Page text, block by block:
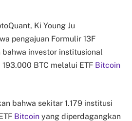
Ki Young Ju
pengajuan Formulir 13F
investor institusional
BTC melalui ETF Bitcoin
bahwa sekitar 1.179 institusi
Bitcoin yang diperdagangkan